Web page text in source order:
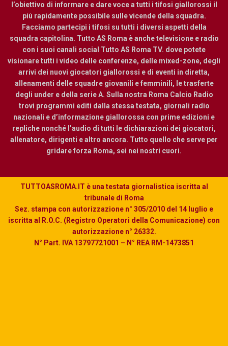
l’obiettivo di informare e dare voce a tutti i tifosi giallorossi il
più rapidamente possibile sulle vicende della squadra.
Facciamo partecipi i tifosi su tutti i diversi aspetti della
squadra capitolina. Tutto AS Roma è anche televisione e radio
con i suoi canali social Tutto AS Roma TV. dove potete
visionare tutti i video delle conferenze, delle mixed-zone, degli
arrivi dei nuovi giocatori giallorossi e di eventi in diretta,
allenamenti delle squadre giovanili e femminili, le trasferte
degli under e della serie A. Sulla nostra Roma Calcio Radio
trovi programmi editi dalla stessa testata, giornali radio
nazionali e d’informazione giallorossa con prime edizioni e
repliche nonché l’audio di tutti le dichiarazioni dei giocatori,
allenatore, dirigenti e altro ancora. Tutto quello che serve per
gridare forza Roma, sei nei nostri cuori.
TUTTOASROMA.IT è una testata giornalistica iscritta al
tribunale di Roma
Sez. stampa con autorizzazione n° 305/2010 del 14 luglio e
iscritta al R.O.C. (Registro Operatori della Comunicazione) con
autorizzazione n° 26332.
N° Part. IVA 13797721001 – N° REA RM-1473851